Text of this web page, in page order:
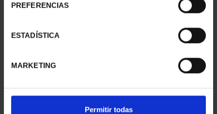
PREFERENCIAS
ESTADÍSTICA
MARKETING
Permitir todas
- ALICANTE
73,00 €
- CASTELLON DE LA ...